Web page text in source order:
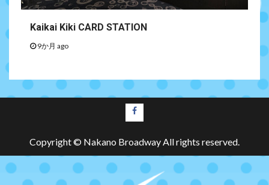
Kaikai Kiki CARD STATION
9か月 ago
facebook
Copyright © Nakano Broadway All rights reserved.